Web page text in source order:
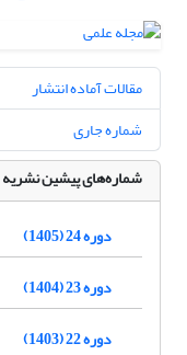
مقالات آماده انتشار
شماره جاری
شماره‌های پیشین نشریه
دوره 24 (1405)
دوره 23 (1404)
دوره 22 (1403)